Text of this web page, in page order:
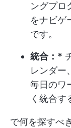
ングプロ
をナビゲ
です。
統合：*
レンダー
毎日のワ
く統合す
で何を探すべ